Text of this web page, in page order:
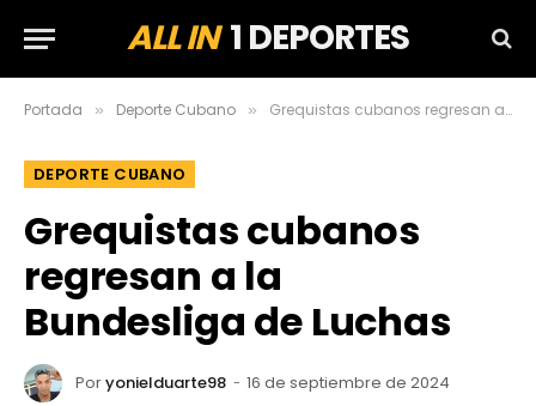
ALL IN1 DEPORTES
Portada » Deporte Cubano » Grequistas cubanos regresan a la Bundesliga de Luchas
DEPORTE CUBANO
Grequistas cubanos
regresan a la
Bundesliga de Luchas
Poryonielduarte98
16 de septiembre de 2024